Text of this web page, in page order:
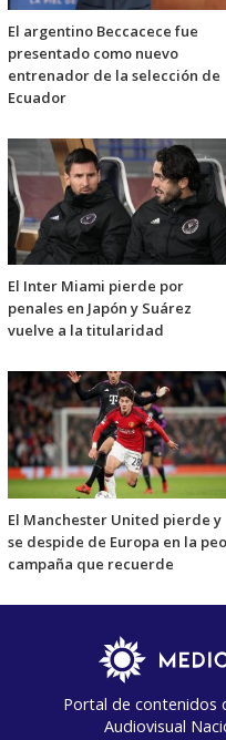
El argentino Beccacece fue
presentado como nuevo
entrenador de la selección de
Ecuador
El Inter Miami pierde por
penales en Japón y Suárez
vuelve a la titularidad
El Manchester United pierde y
se despide de Europa en la
campaña que recuerde
Portal de contenidos
Audiovisual